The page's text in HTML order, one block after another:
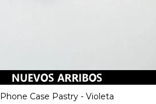
Phone Case Pastry - Violeta